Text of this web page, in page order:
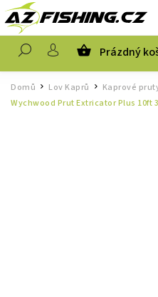
Prázdný
Domů / Lov Kaprů Kaprové
Wychwood Prut Extricator Plus 10ft